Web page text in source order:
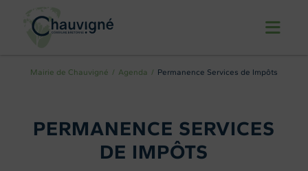
Mairie de Chauvigné Agenda Permanence Services de Impôts
PERMANENCE SERVICES
DE IMPÔTS